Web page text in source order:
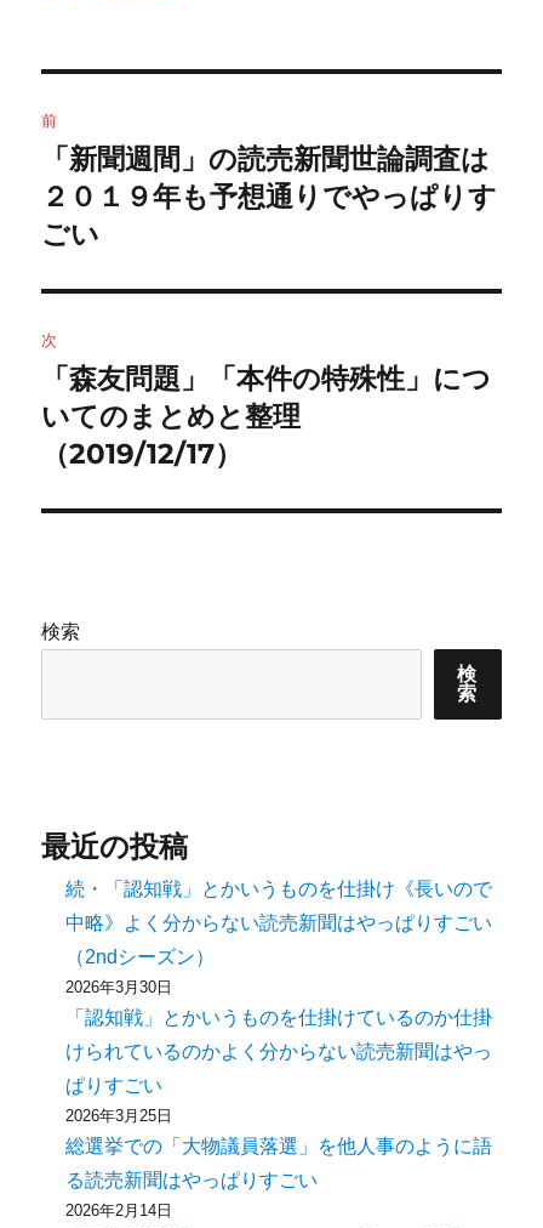
稿
ナ
ビ
ゲ
ー
シ
ョ
ン
前
前
の
投
「新聞週間」の読売新聞世論調査は
２０１９年も予想通りでやっぱりす
ごい
次
次
の
投
「森友問題」「本件の特殊性」につ
いてのまとめと整理
（2019/12/17）
検索
検
索
最近の投稿
続・「認知戦」とかいうものを仕掛け《長いので
中略》よく分からない読売新聞はやっぱりすごい
（2ndシーズン）
2026年3月30日
「認知戦」とかいうものを仕掛けているのか仕掛
けられているのかよく分からない読売新聞はやっ
ぱりすごい
2026年3月25日
総選挙での「大物議員落選」を他人事のように語
る読売新聞はやっぱりすごい
2026年2月14日